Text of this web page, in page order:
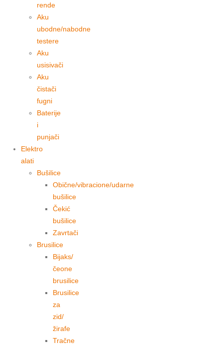
rende
Aku
ubodne/nabodne
testere
Aku
usisivači
Aku
čistači
fugni
Baterije
i
punjači
Elektro
alati
Bušilice
Obične/vibracione/udarne
bušilice
Čekić
bušilice
Zavrtači
Brusilice
Bijaks/
čeone
brusilice
Brusilice
za
zid/
žirafe
Tračne